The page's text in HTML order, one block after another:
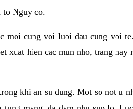
to Nguy co.
moi cung voi luoi dau cung voi
xuat hien cac mun nho, trang
khi an su dung. Mot so not u